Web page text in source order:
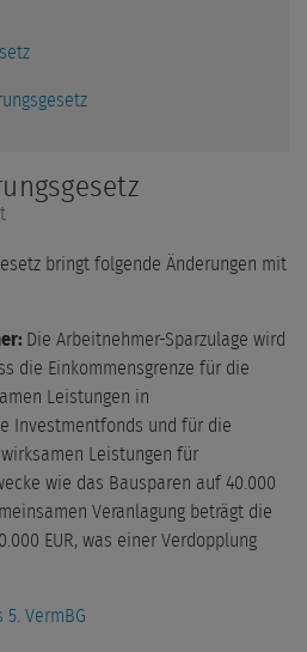
bringt folgende Änderungen mit
Die Arbeitnehmer-Sparzulage wird
die Einkommensgrenze für die
Leistungen in
Investmentfonds und für die
Leistungen für
wie das Bausparen auf 40.000
Veranlagung beträgt die
EUR, was einer Verdopplung
5. VermBG